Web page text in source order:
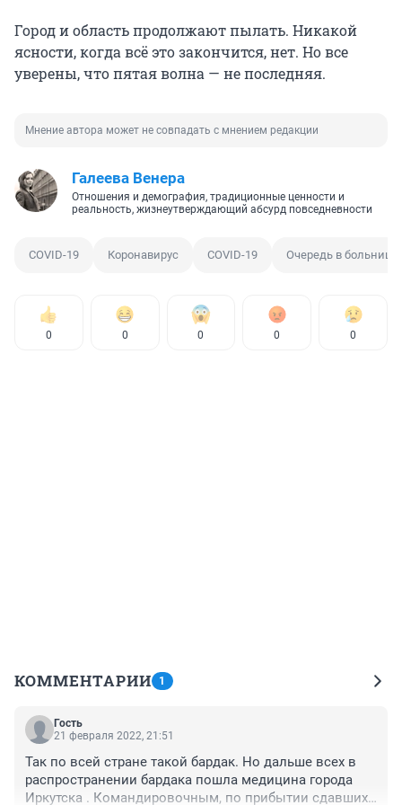
Город и область продолжают пылать. Никакой
ясности, когда всё это закончится, нет. Но все
уверены, что пятая волна — не последняя.
Мнение автора может не совпадать с мнением редакции
Галеева Венера
Отношения и демография, традиционные ценности и
реальность, жизнеутверждающий абсурд повседневности
COVID-19 Коронавирус COVID-19 Очередь в больнице
0 0 0 0 0
КОММЕНТАРИИ 1
Гость
21 февраля 2022, 21:51
Так по всей стране такой бардак. Но дальше всех в
распространении бардака пошла медицина города
Иркутска . Командировочным, по прибытии сдавших